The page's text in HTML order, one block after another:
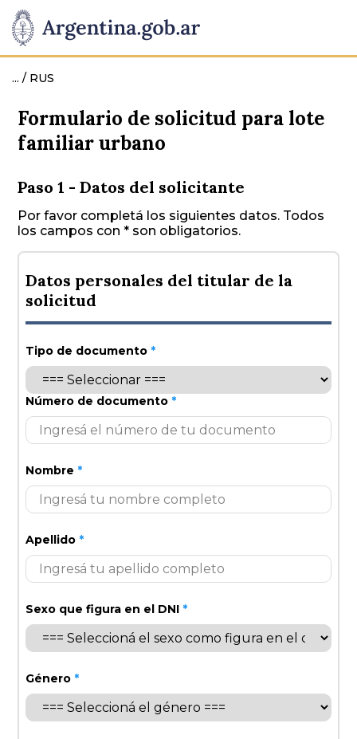
... / RUS
Formulario de solicitud para lote
familiar urbano
Paso 1 - Datos del solicitante
Por favor completá los siguientes datos. Todos
los campos con * son obligatorios.
Datos personales del titular de la
solicitud
Tipo de documento *
Número de documento *
Nombre *
Apellido *
Sexo que figura en el DNI *
Género *